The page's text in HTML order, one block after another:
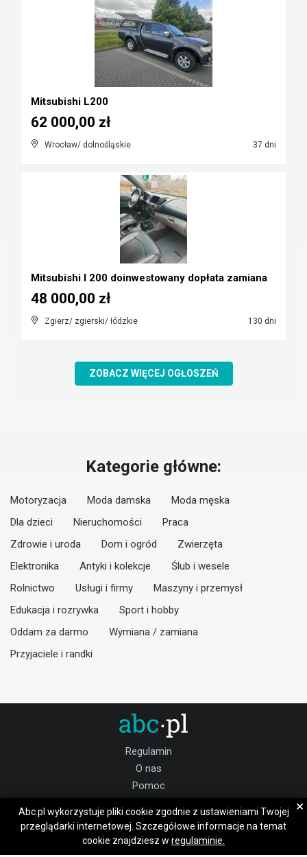
Mitsubishi L200
Wrocław/ dolnośląskie 37 dni
62 000,00 zł
Mitsubishi l 200 doinwestowany dopłata zamiana
Zgierz/ zgierski/ łódzkie 130 dni
48 000,00 zł
ZOBACZ WIĘCEJ OGŁOSZEŃ
Kategorie główne:
Motoryzacja Moda damska
Moda męska
Dla dzieci
Nieruchomości
Praca
Zdrowie i uroda
Dom i ogród
Zwierzęta
Elektronika
Antyki i kolekcje
Ślub i wesele
Rolnictwo
Usługi i firmy
Maszyny i przemysł
Edukacja i rozrywka
Sport i hobby
Oddam za darmo
Wymiana / zamiana
Przyjaciele i randki
Regulamin
O nas
Pomoc
Praca choszczeński
Dołącz do nas:
Abc.pl wykorzystuje pliki cookie zgodnie z ustawieniami Twojej
przeglądarki internetowej. Szczegółowe informacje na temat
cookie znajdziesz w regulaminie.
×